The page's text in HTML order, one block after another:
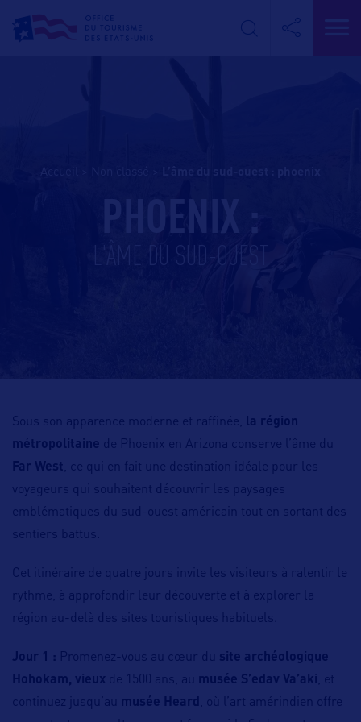
PHOENIX :
L'ÂME DU SUD-OUEST
Sous son apparence moderne et raffinée,
la région
métropolitaine de Phoenix en Arizona conserve l’âme du
Far West
, ce qui en fait une destination idéale pour les
voyageurs qui souhaitent découvrir les paysages
emblématiques du sud-ouest américain tout en sortant des
sentiers battus.
Cet itinéraire de quatre jours invite les visiteurs à ralentir le
rythme, à approfondir leur découverte et à explorer la
région au-delà des sites touristiques habituels.
Jour 1 : Promenez-vous au cœur du site archéologique
Hohokam, vieux de 1500 ans, au musée S’edav Va’aki , et
continuez jusqu’au musée Heard
, où l’art amérindien offre